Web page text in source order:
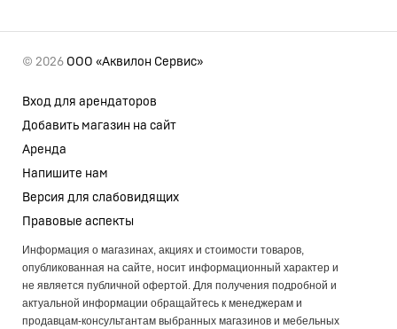
© 2026 ООО «Аквилон Сервис»
Вход для арендаторов
Добавить магазин на сайт
Аренда
Напишите нам
Версия для слабовидящих
Правовые аспекты
Информация о магазинах, акциях и стоимости товаров,
опубликованная на сайте, носит информационный характер и
не является публичной офертой. Для получения подробной и
актуальной информации обращайтесь к менеджерам и
продавцам-консультантам выбранных магазинов и мебельных